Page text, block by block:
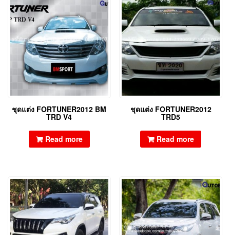
ชุดแต่ง FORTUNER2012 BM
TRD V4
Read more
ชุดแต่ง FORTUNER2012
TRD5
Read more